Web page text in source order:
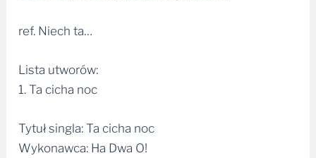
ref. Niech ta…
Lista utworów:
1. Ta cicha noc
Tytuł singla: Ta cicha noc
Wykonawca: Ha Dwa O!